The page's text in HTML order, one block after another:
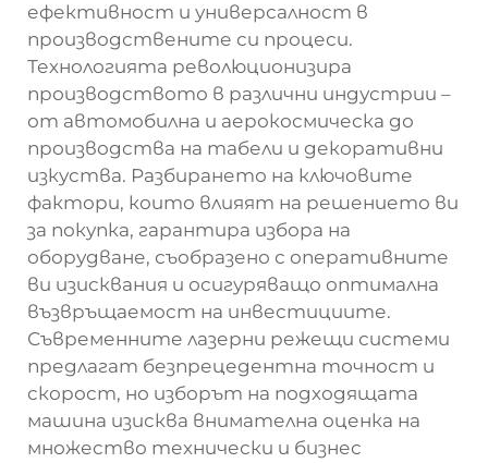
ефективност и универсалност в
производствените си процеси.
Технологията революционизира
производството в различни индустрии –
от автомобилна и аерокосмическа до
производства на табели и декоративни
изкуства. Разбирането на ключовите
фактори, които влияят на решението ви
за покупка, гарантира избора на
оборудване, съобразено с оперативните
ви изисквания и осигуряващо оптимална
възвръщаемост на инвестициите.
Съвременните лазерни режещи системи
предлагат безпрецедентна точност и
скорост, но изборът на подходящата
машина изисква внимателна оценка на
множество технически и бизнес